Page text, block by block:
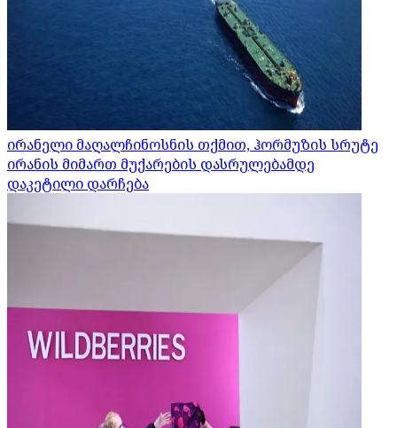
ირანელი მაღალჩინოსნის თქმით, ჰორმუზის სრუტე
ირანის მიმართ მუქარების დასრულებამდე
დაკეტილი დარჩება